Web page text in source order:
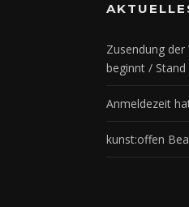
Zusendung
beginnt /
Anmeldezeit
kunst:offen